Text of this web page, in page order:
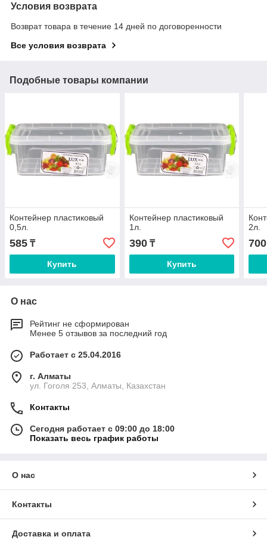
Условия возврата
Возврат товара в течение 14 дней по договоренности
Все условия возврата
Подобные товары компании
Контейнер пластиковый
0,5л.
585 ₸
Купить
Контейнер пластиковый
1л.
390₸
Купить
2л.
700
О нас
Рейтинг не сформирован
Менее 5 отзывов за последний год
Работает с 25.04.2016
г. Алматы
ул. Гоголя 253, Алматы, Казахстан
Контакты
Сегодня работает с 09:00 до 18:00
Показать весь график работы
О нас
Контакты
Доставка и оплата